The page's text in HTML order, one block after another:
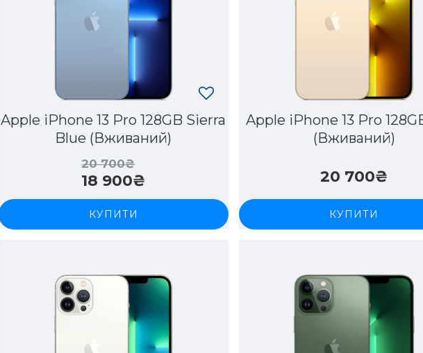
Apple iPhone 13 Pro 128GB Sierra
Blue (Вживаний)
18 900₴
20 700₴
КУПИТИ
Apple iPhone 13 Pro
(Вживаний)
20 700₴
КУПИТИ